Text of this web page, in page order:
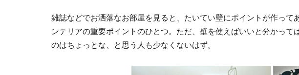
雑誌などでお洒落なお部屋を見ると、たいてい壁にポイントが作って
ンテリアの重要ポイントのひとつ。ただ、壁を使えばいいと分かって
のはちょっとな、と思う人も少なくないはず。